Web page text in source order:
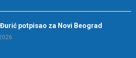
potpisao za Novi Beograd